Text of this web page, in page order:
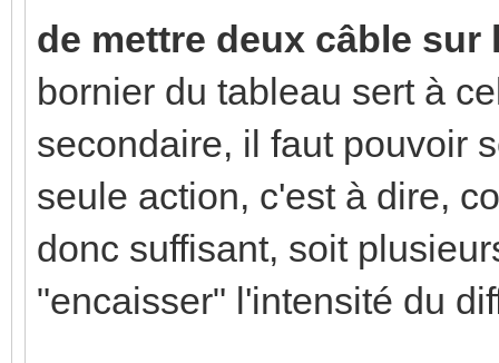
de mettre deux câble
bornier du tableau sert à
secondaire, il faut pouvoir
seule action, c'est à dire,
donc suffisant, soit
"encaisser" l'intensité du